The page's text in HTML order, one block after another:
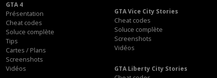
GTA 4
Présentation
Cheat codes
Soluce complète
Tips
Cartes / Plans
Screenshots
Vidéos
GTA Vice City Stories
Cheat codes
Soluce complète
Screenshots
Vidéos
GTA Liberty City Stories